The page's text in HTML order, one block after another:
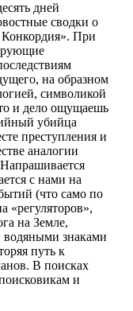
дней
сводки о
При
на образном
символикой
и дело ощущаешь
убийца
преступления и
аналогии
с нами на
(что само по
«регуляторов»,
на Земле,
водяными знаками
путь к
В поисках
и